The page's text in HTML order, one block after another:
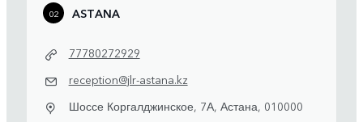
02 ASTANA
77780272929
reception@jlr-astana.kz
Шоссе Коргалджинское, 7А, Астана, 010000